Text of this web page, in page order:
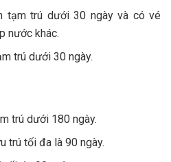
tạm trú dưới 30 ngày và có vé
nước khác.
trú dưới 30 ngày.
trú dưới 180 ngày.
trú tối đa là 90 ngày.